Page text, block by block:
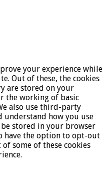
your experience while
Out of these, the cookies
are stored on your
the working of basic
also use third-party
understand how you use
stored in your browser
have the option to opt-out
some of these cookies